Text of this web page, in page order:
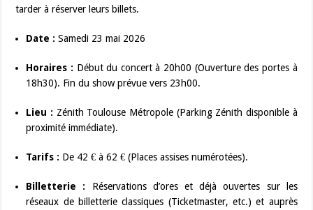
tarder à réserver leurs billets.
Date : Samedi 23 mai 2026
Horaires : Début du concert à 20h00 (Ouverture des portes à
18h30). Fin du show prévue vers 23h00.
Lieu : Zénith Toulouse Métropole (Parking Zénith disponible à
proximité immédiate).
Tarifs : De 42 € à 62 € (Places assises numérotées).
Billetterie : Réservations d’ores et déjà ouvertes sur les
réseaux de billetterie classiques (Ticketmaster, etc.) et auprès